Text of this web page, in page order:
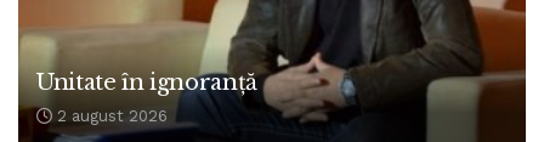
Unitate în ignoranță
2 august 2026